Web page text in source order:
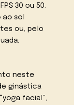
30 ou 50.
ao sol
ou, pelo
neste
ginástica
facial”,